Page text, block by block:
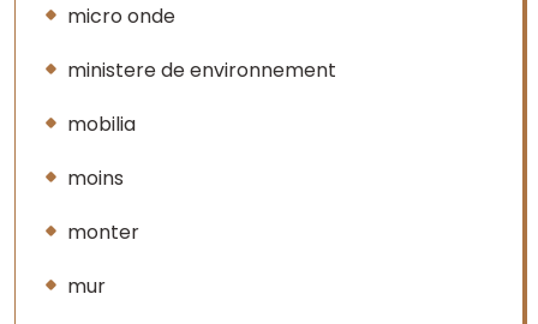
micro onde
ministere de environnement
mobilia
moins
monter
mur